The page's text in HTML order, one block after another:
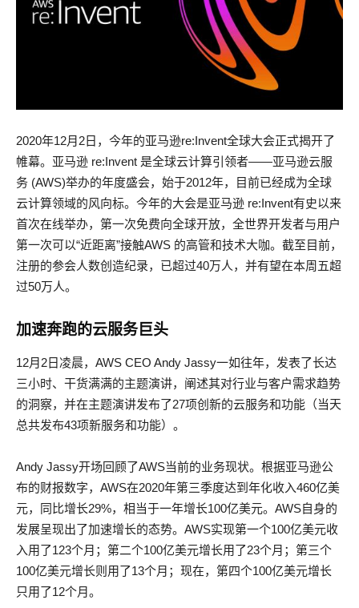
2020年12月2日，今年的亚马逊re:Invent全球大会正式揭开了
帷幕。亚马逊 re:Invent 是全球云计算引领者——亚马逊云服
务 (AWS)举办的年度盛会，始于2012年，目前已经成为全球
云计算领域的风向标。今年的大会是亚马逊 re:Invent有史以来
首次在线举办，第一次免费向全球开放，全世界开发者与用户
第一次可以“近距离”接触AWS 的高管和技术大咖。截至目前，
注册的参会人数创造纪录，已超过40万人，并有望在本周五超
过50万人。
加速奔跑的云服务巨头
12月2日凌晨，AWS CEO Andy Jassy一如往年，发表了长达
三小时、干货满满的主题演讲，阐述其对行业与客户需求趋势
的洞察，并在主题演讲发布了27项创新的云服务和功能（当天
总共发布43项新服务和功能）。
Andy Jassy开场回顾了AWS当前的业务现状。根据亚马逊公
布的财报数字，AWS在2020年第三季度达到年化收入460亿美
元，同比增长29%，相当于一年增长100亿美元。AWS自身的
发展呈现出了加速增长的态势。AWS实现第一个100亿美元收
入用了123个月；第二个100亿美元增长用了23个月；第三个
100亿美元增长则用了13个月；现在，第四个100亿美元增长
只用了12个月。